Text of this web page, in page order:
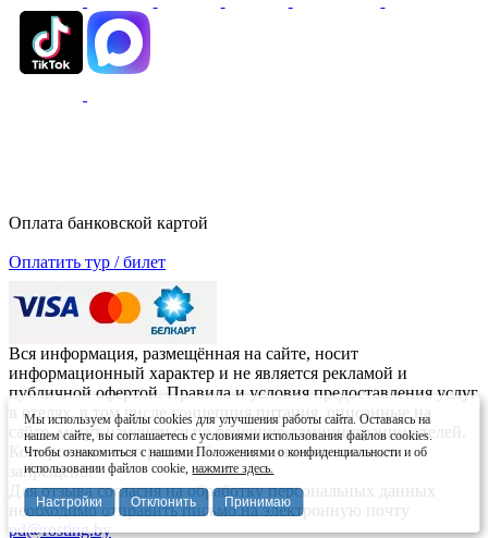
Мы используем файлы cookies для улучшения работы сайта. Оставаясь на
нашем сайте, вы соглашаетесь с условиями использования файлов cookies.
Чтобы ознакомиться с нашими Положениями о конфиденциальности и об
использовании файлов cookie,нажмите здесь.
Настройки Отклонить Принимаю
Оплата банковской картой
Оплатить тур / билет
Вся информация, размещённая на сайте, носит
информационный характер и не является рекламой и
публичной офертой. Правила и условия предоставления услуг
в отелях, в том числе концепция питания, описанные на
сайте, могут изменяться по решению администрации отелей.
Копирование материалов без письменного согласия
запрещено.
Для отзыва согласия на обработку персональных данных
необходимо отправить письмо на электронную почту
pd@rosting.by